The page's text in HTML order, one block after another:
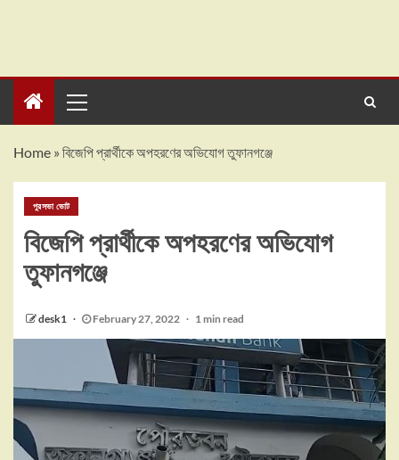
Home » বিজেপি প্রার্থীকে অপহরণের অভিযোগ তুফানগঞ্জে
পুরসভা ভোট
বিজেপি প্রার্থীকে অপহরণের অভিযোগ
তুফানগঞ্জে
desk1 February 27, 2022 1 min read